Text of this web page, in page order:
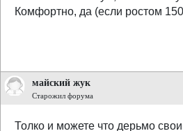
Комфортно, да (если ростом
майский жук
Старожил форума
Толко и можете что дерьмо